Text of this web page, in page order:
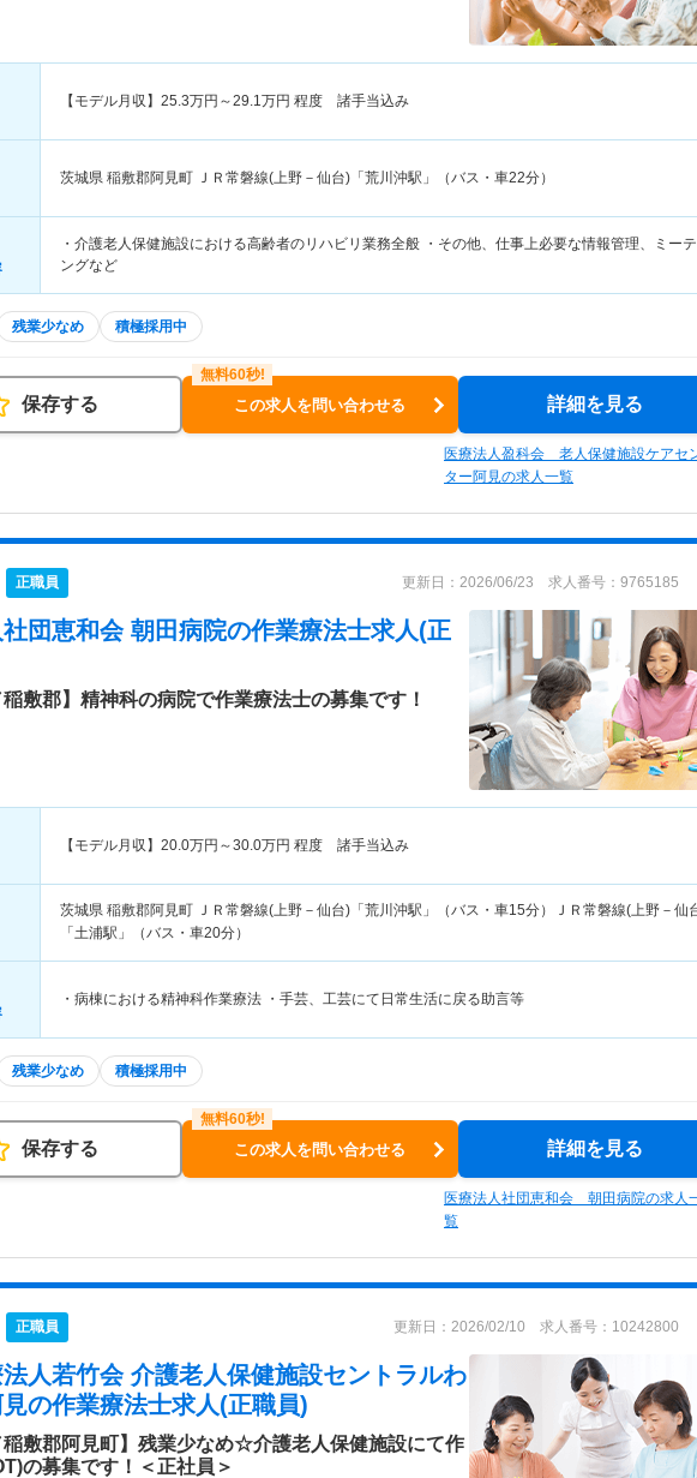
【モデル月収】 25.3万円～29.1万円 程度 諸手当込み
茨城県 稲敷郡阿見町 ＪＲ常磐線(上野－仙台)「荒川沖駅」（バス・車22分）
・介護老人保健施設における高齢者のリハビリ業務全般 ・その他、仕事上必要な情報管理、ミー
ングなど
残業少なめ 積極採用中
保存する この求人を問い合わせる 詳細を見る
医療法人盈科会 老人保健施設ケアセ
ター阿見の求人一覧
正職員 更新日：2026/06/23 求人番号：9765185
団恵和会 朝田病院の作業療法士求人(正
稲敷郡】精神科の病院で作業療法士の募集です！
【モデル月収】 20.0万円～30.0万円 程度 諸手当込み
茨城県 稲敷郡阿見町 ＪＲ常磐線(上野－仙台)「荒川沖駅」（バス・車15分）ＪＲ常磐線(上野－仙
「土浦駅」（バス・車20分）
・病棟における精神科作業療法 ・手芸、工芸にて日常生活に戻る助言等
残業少なめ 積極採用中
保存する この求人を問い合わせる 詳細を見る
医療法人社団恵和会 朝田病院の求人
覧
正職員 更新日：2026/02/10 求人番号：10242800
人若竹会 介護老人保健施設セントラルわ
の作業療法士求人(正職員)
稲敷郡阿見町】残業少なめ☆介護老人保健施設にて作
の募集です！＜正社員＞